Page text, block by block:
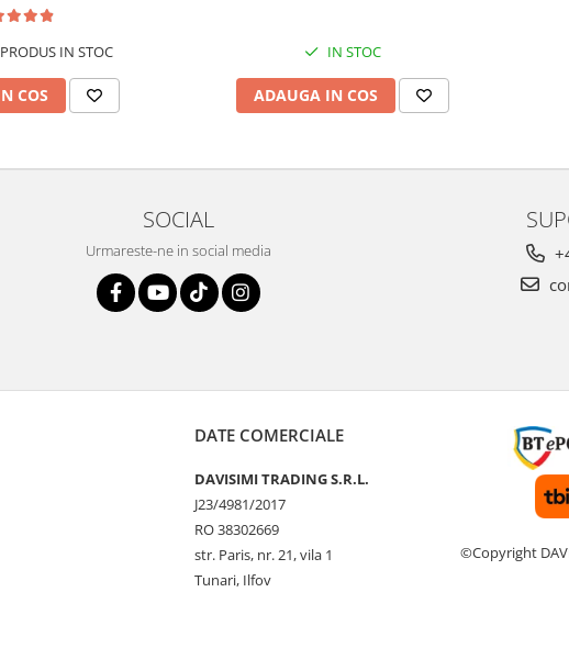
IN STOC
COS
IN STOC
ADAUGA IN COS
SOCIAL
Urmareste-ne in social media
DATE COMERCIALE
DAVISIMI TRADING S.R.L.
J23/4981/2017
RO 38302669
str. Paris, nr. 21, vila 1
Tunari, Ilfov
©Copyright